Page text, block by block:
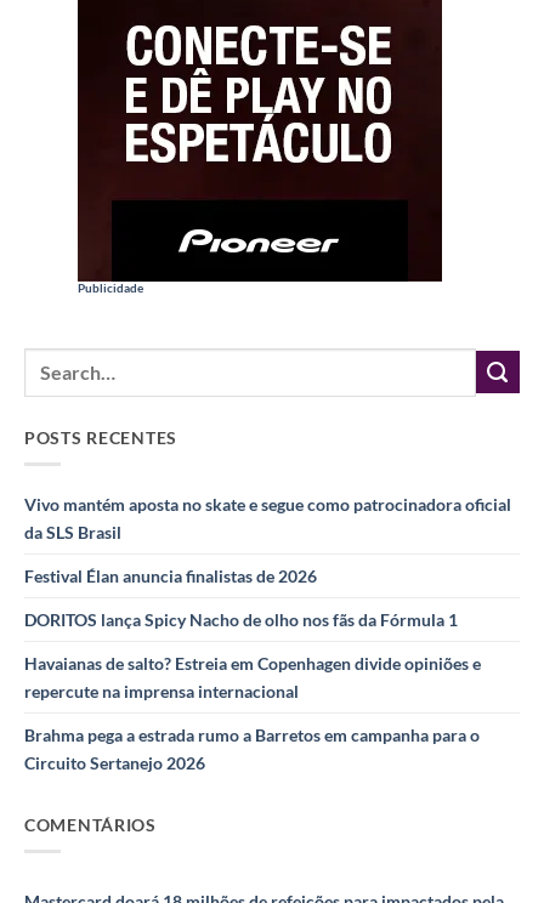
Publicidade
POSTS RECENTES
Vivo mantém aposta no skate e segue como patrocinadora oficial
da SLS Brasil
Festival Élan anuncia finalistas de 2026
DORITOS lança Spicy Nacho de olho nos fãs da Fórmula 1
Havaianas de salto? Estreia em Copenhagen divide opiniões e
repercute na imprensa internacional
Brahma pega a estrada rumo a Barretos em campanha para o
Circuito Sertanejo 2026
COMENTÁRIOS